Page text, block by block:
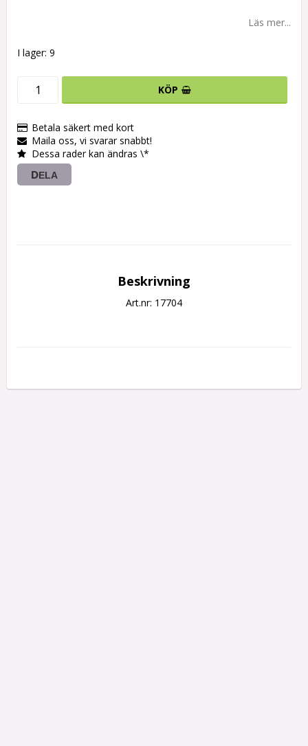
Läs mer...
I lager: 9
KÖP
Betala säkert med kort
Maila oss, vi svarar snabbt!
Dessa rader kan ändras \*
DELA
Beskrivning
Art.nr: 17704